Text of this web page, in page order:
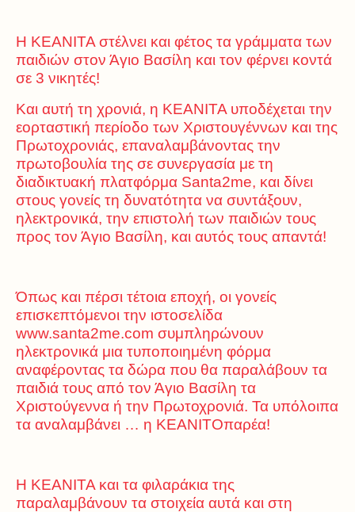
H ΚΕΑΝΙΤΑ στέλνει και φέτος τα γράμματα των
παιδιών στον Άγιο Βασίλη και τον φέρνει κοντά
σε 3 νικητές!
Και αυτή τη χρονιά, η ΚΕΑΝΙΤΑ υποδέχεται την
εορταστική περίοδο των Χριστουγέννων και της
Πρωτοχρονιάς, επαναλαμβάνοντας την
πρωτοβουλία της σε συνεργασία με τη
διαδικτυακή πλατφόρμα Santa2me, και δίνει
στους γονείς τη δυνατότητα να συντάξουν,
ηλεκτρονικά, την επιστολή των παιδιών τους
προς τον Άγιο Βασίλη, και αυτός τους απαντά!
Όπως και πέρσι τέτοια εποχή, οι γονείς
επισκεπτόμενοι την ιστοσελίδα
www.santa2me.com συμπληρώνουν
ηλεκτρονικά μια τυποποιημένη φόρμα
αναφέροντας τα δώρα που θα παραλάβουν τα
παιδιά τους από τον Άγιο Βασίλη τα
Χριστούγεννα ή την Πρωτοχρονιά. Τα υπόλοιπα
τα αναλαμβάνει … η ΚΕΑΝΙΤΟπαρέα!
Η ΚΕΑΝΙΤΑ και τα φιλαράκια της
παραλαμβάνουν τα στοιχεία αυτά και στη